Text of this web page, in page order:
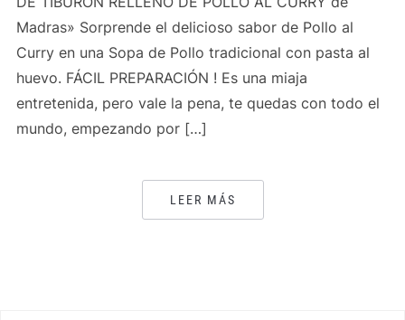
Madras» Sorprende el delicioso sabor de Pollo al
Curry en una Sopa de Pollo tradicional con pasta al
huevo. FÁCIL PREPARACIÓN ! Es una miaja
entretenida, pero vale la pena, te quedas con todo el
mundo, empezando por […]
LEER MÁS